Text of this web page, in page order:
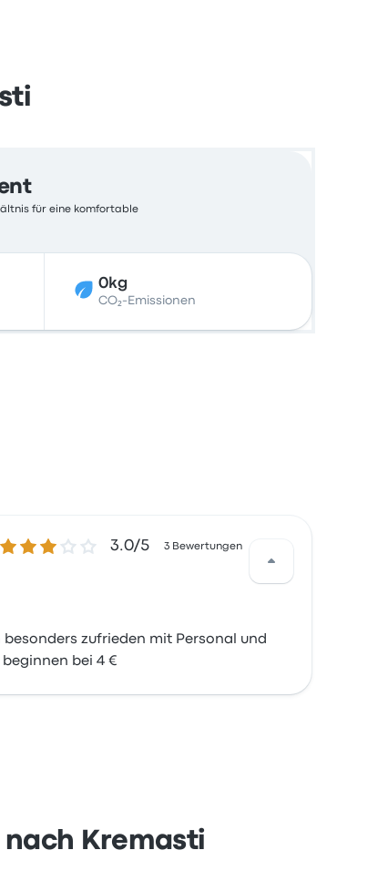
für eine komfortable
0kg
CO₂-Emissionen
3.0 von 5 Sternen3.0/5 3 Bewertungen
zufrieden mit Personal und
bei 4 €
nach Kremasti